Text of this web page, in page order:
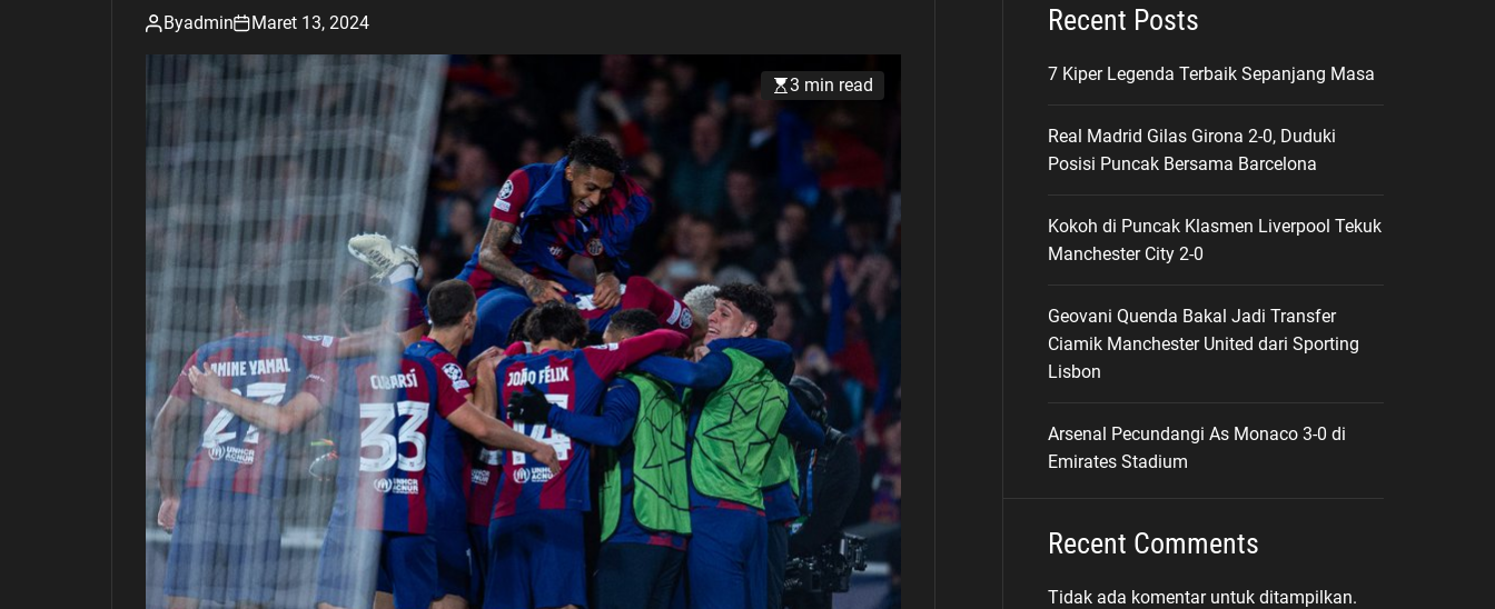
Byadmin Maret 13, 2024
3 min read
Recent Posts
7 Kiper Legenda Terbaik Sepanjang Masa
Real Madrid Gilas Girona 2-0, Duduki
Posisi Puncak Bersama Barcelona
Kokoh di Puncak Klasmen Liverpool Tekuk
Manchester City 2-0
Geovani Quenda Bakal Jadi Transfer
Ciamik Manchester United dari Sporting
Lisbon
Arsenal Pecundangi As Monaco 3-0 di
Emirates Stadium
Recent Comments
Tidak ada komentar untuk ditampilkan.